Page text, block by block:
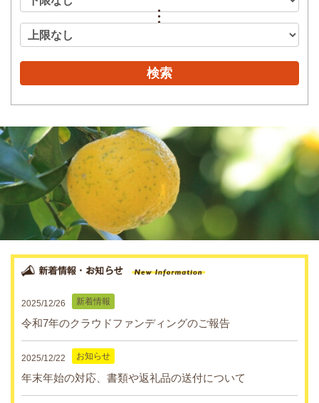
検索
2025/12/26 新着情報
令和7年のクラウドファンディングのご報告
2025/12/22 お知らせ
年末年始の対応、書類や返礼品の送付について